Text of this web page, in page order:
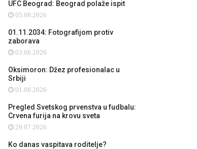
UFC Beograd: Beograd polaže ispit
05.08.2026
01.11.2034: Fotografijom protiv
zaborava
03.08.2026
Oksimoron: Džez profesionalac u
Srbiji
01.08.2026
Pregled Svetskog prvenstva u fudbalu:
Crvena furija na krovu sveta
29.07.2026
Ko danas vaspitava roditelje?